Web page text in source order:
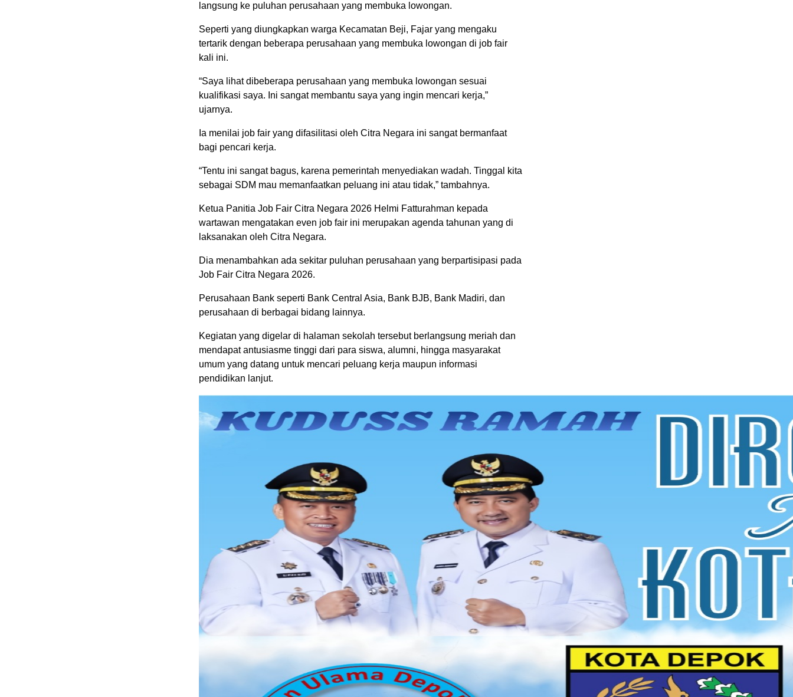
langsung ke puluhan perusahaan yang membuka lowongan.
Seperti yang diungkapkan warga Kecamatan Beji, Fajar yang mengaku
tertarik dengan beberapa perusahaan yang membuka lowongan di job fair
kali ini.
“Saya lihat dibeberapa perusahaan yang membuka lowongan sesuai
kualifikasi saya. Ini sangat membantu saya yang ingin mencari kerja,”
ujarnya.
Ia menilai job fair yang difasilitasi oleh Citra Negara ini sangat bermanfaat
bagi pencari kerja.
“Tentu ini sangat bagus, karena pemerintah menyediakan wadah. Tinggal kita
sebagai SDM mau memanfaatkan peluang ini atau tidak,” tambahnya.
Ketua Panitia Job Fair Citra Negara 2026 Helmi Fatturahman kepada
wartawan mengatakan even job fair ini merupakan agenda tahunan yang di
laksanakan oleh Citra Negara.
Dia menambahkan ada sekitar puluhan perusahaan yang berpartisipasi pada
Job Fair Citra Negara 2026.
Perusahaan Bank seperti Bank Central Asia, Bank BJB, Bank Madiri, dan
perusahaan di berbagai bidang lainnya.
Kegiatan yang digelar di halaman sekolah tersebut berlangsung meriah dan
mendapat antusiasme tinggi dari para siswa, alumni, hingga masyarakat
umum yang datang untuk mencari peluang kerja maupun informasi
pendidikan lanjut.